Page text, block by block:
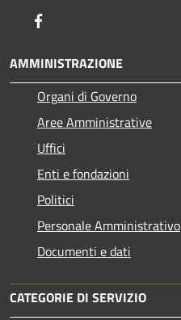
AMMINISTRAZIONE
Organi di Governo
Aree Amministrative
Uffici
Enti e fondazioni
Politici
Personale Amministrativo
Documenti e dati
CATEGORIE DI SERVIZIO